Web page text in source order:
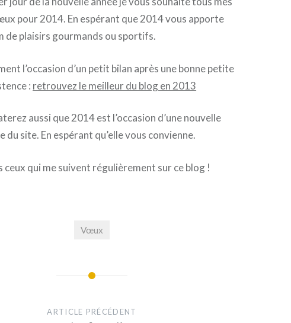
pour 2014. En espérant que 2014 vous apporte
de plaisirs gourmands ou sportifs.
l’occasion d’un petit bilan après une bonne petite
: retrouvez le meilleur du blog en 2013
aussi que 2014 est l’occasion d’une nouvelle
du site. En espérant qu’elle vous convienne.
ceux qui me suivent régulièrement sur ce blog !
Vœux
ARTICLE PRÉCÉDENT